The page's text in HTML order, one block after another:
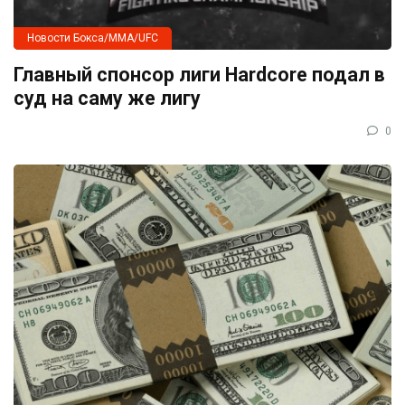
Новости Бокса/MMA/UFC
Главный спонсор лиги Hardcore подал в
суд на саму же лигу
0